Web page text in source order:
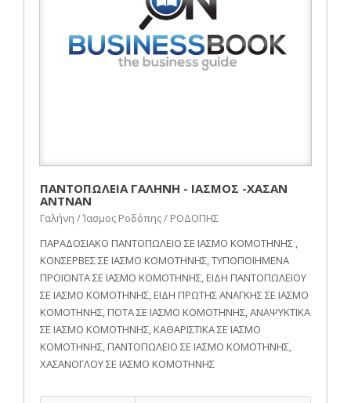
ΠΑΝΤΟΠΩΛΕΙΑ ΓΑΛΗΝΗ - ΙΑΣΜΟΣ -ΧΑΣΑΝ
ΑΝΤΝΑΝ
Γαλήνη / Ίασμος Ροδόπης / ΡΟΔΟΠΗΣ
ΠΑΡΑΔΟΣΙΑΚΟ ΠΑΝΤΟΠΩΛΕΙΟ ΣΕ ΙΑΣΜΟ ΚΟΜΟΤΗΝΗΣ ,
ΚΟΝΣΕΡΒΕΣ ΣΕ ΙΑΣΜΟ ΚΟΜΟΤΗΝΗΣ, ΤΥΠΟΠΟΙΗΜΕΝΑ
ΠΡΟΪΟΝΤΑ ΣΕ ΙΑΣΜΟ ΚΟΜΟΤΗΝΗΣ, ΕΙΔΗ ΠΑΝΤΟΠΩΛΕΙΟΥ
ΣΕ ΙΑΣΜΟ ΚΟΜΟΤΗΝΗΣ, ΕΙΔΗ ΠΡΩΤΗΣ ΑΝΑΓΚΗΣ ΣΕ ΙΑΣΜΟ
ΚΟΜΟΤΗΝΗΣ, ΠΟΤΑ ΣΕ ΙΑΣΜΟ ΚΟΜΟΤΗΝΗΣ, ΑΝΑΨΥΚΤΙΚΑ
ΣΕ ΙΑΣΜΟ ΚΟΜΟΤΗΝΗΣ, ΚΑΘΑΡΙΣΤΙΚΑ ΣΕ ΙΑΣΜΟ
ΚΟΜΟΤΗΝΗΣ, ΠΑΝΤΟΠΩΛΕΙΟ ΣΕ ΙΑΣΜΟ ΚΟΜΟΤΗΝΗΣ,
ΧΑΣΑΝΟΓΛΟΥ ΣΕ ΙΑΣΜΟ ΚΟΜΟΤΗΝΗΣ